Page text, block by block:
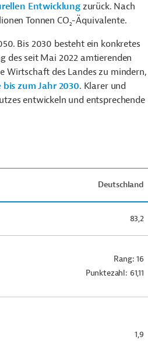
Entwicklungzurück. Nach
Tonnen CO2-Äquivalente.
Bis 2030 besteht ein konkretes
des seit Mai 2022 amtierenden
Wirtschaft des Landes zu mindern,
zum Jahr 2030. Klarer und
entwickeln und entsprechende
Deutschland
83,2
Rang: 16
Punktezahl: 61,11
1,9